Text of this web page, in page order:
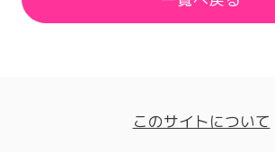
このサイトについて